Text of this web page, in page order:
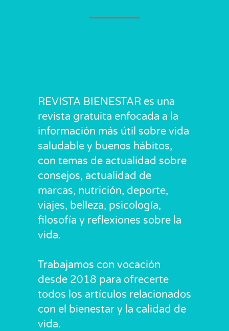
REVISTA BIENESTAR es una
revista gratuita enfocada a la
información más útil sobre vida
saludable y buenos hábitos,
con temas de actualidad sobre
consejos, actualidad de
marcas, nutrición, deporte,
viajes, belleza, psicología,
filosofía y reflexiones sobre la
vida.
Trabajamos con vocación
desde 2018 para ofrecerte
todos los artículos relacionados
con el bienestar y la calidad de
vida.